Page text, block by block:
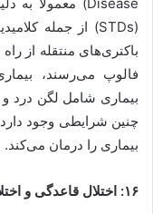
باکتری‌های منتقله از
فالوپ می‌رسند،
بیماری شامل لگن درد
چنین شرایطی وجود
بیماری را درمان می‌کند.
۱۶: اختلال قاعدگی و اختلالات هورمونی